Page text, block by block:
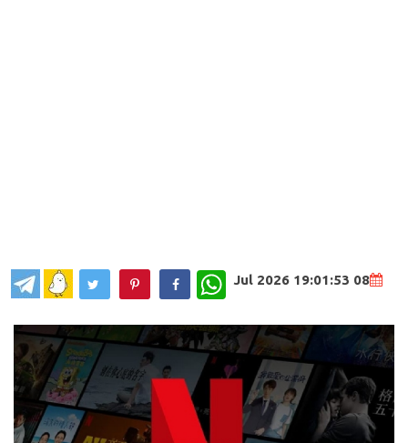
08 Jul 2026 19:01:53
WhatsApp